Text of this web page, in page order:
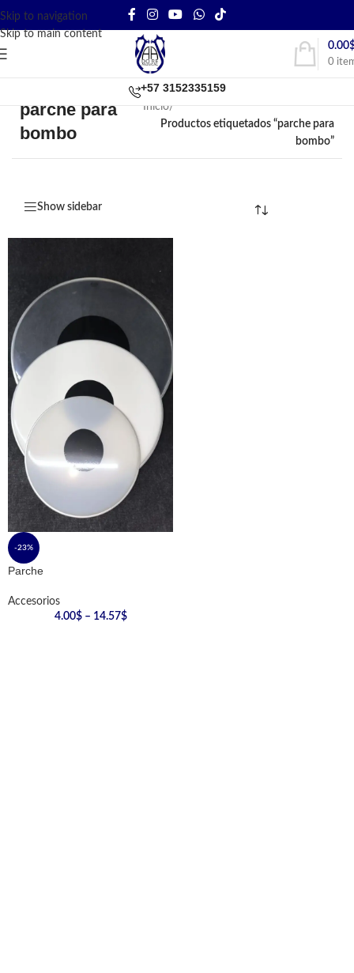
Skip to navigation
Skip to main content
0
0.00
+57 3152335159
parche para
bombo
Inicio/
Productos etiquetados “parche para
bombo”
Show sidebar
-23%
Parche
Accesorios
4.00$ – 14.57$